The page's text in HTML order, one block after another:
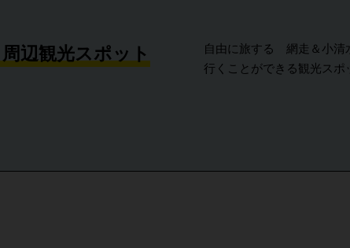
辺観光スポット 自由に旅する 網走＆小
行くことができる観光スポ